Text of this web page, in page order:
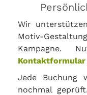
Wir
Motiv-
Kampagne.
Kontaktformular
Jede Buchung
nochmal